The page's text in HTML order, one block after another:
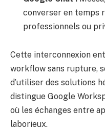
converser en temps
professionnels ou
Cette interconnexion
workflow sans rupture,
d’utiliser des solutions
distingue Google
où les échanges entre
laborieux.